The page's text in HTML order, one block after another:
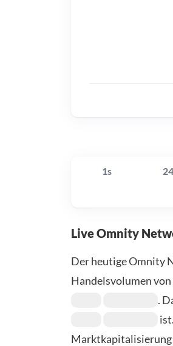
1s
Live Omnity
Der heutige Omnity
Handelsvolumen
.
Marktkapitalisierung